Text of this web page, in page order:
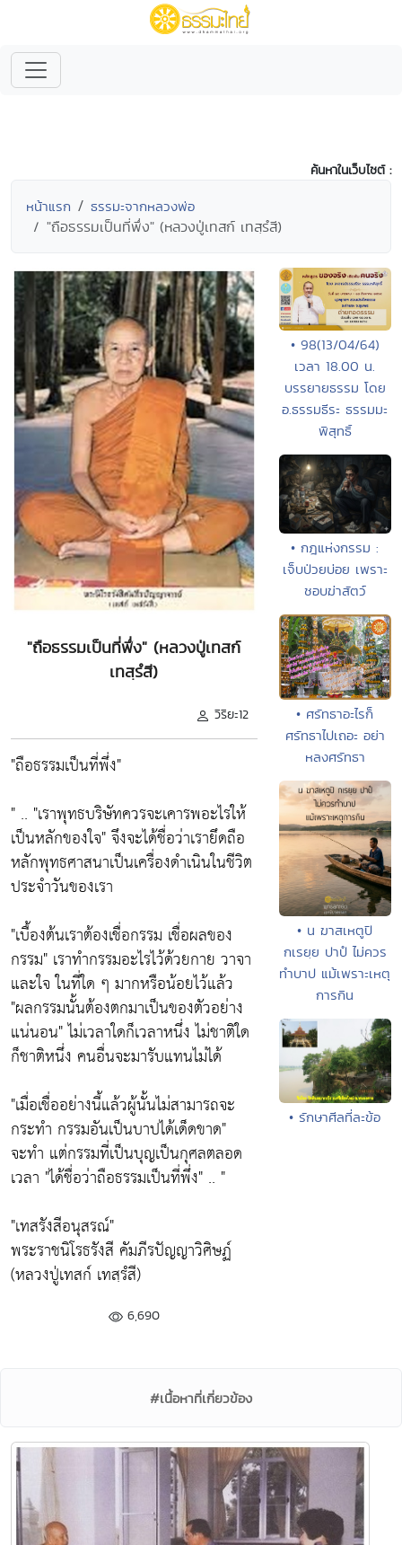
ค้นหาในเว็บไซต์ :
หน้าแรก ธรรมะจากหลวงพ่อ
"ถือธรรมเป็นที่พึ่ง" (หลวงปู่เทสก์ เทสฺรํสี)
"ถือธรรมเป็นที่พึ่ง" (หลวงปู่เทสก์
เทสฺรํสี)
วิริยะ12
"ถือธรรมเป็นที่พึ่ง"
" .. "เราพุทธบริษัทควรจะเคารพอะไรให้
เป็นหลักของใจ" จึงจะได้ชื่อว่าเรายึดถือ
หลักพุทธศาสนาเป็นเครื่องดำเนินในชีวิต
ประจำวันของเรา
"เบื้องต้นเราต้องเชื่อกรรม เชื่อผลของ
กรรม" เราทำกรรมอะไรไว้ด้วยกาย วาจา
และใจ ในที่ใด ๆ มากหรือน้อยไว้แล้ว
"ผลกรรมนั้นต้องตกมาเป็นของตัวอย่าง
แน่นอน" ไม่เวลาใดก็เวลาหนึ่ง ไม่ชาติใด
ก็ชาติหนึ่ง คนอื่นจะมารับแทนไม่ได้
"เมื่อเชื่ออย่างนี้แล้วผู้นั้นไม่สามารถจะ
กระทำ กรรมอันเป็นบาปได้เด็ดขาด"
จะทำ แต่กรรมที่เป็นบุญเป็นกุศลตลอด
เวลา "ได้ชื่อว่าถือธรรมเป็นที่พึ่ง" .. "
"เทสรังสีอนุสรณ์"
พระราชนิโรธรังสี คัมภีรปัญญาวิศิษฏ์
(หลวงปู่เทสก์ เทสฺรํสี)
6,690
• 98(13/04/64)
เวลา 18.00 น.
บรรยายธรรม โดย
อ.ธรรมธีระ ธรรมมะ
พิสุทธิ์
• กฎแห่งกรรม :
เจ็บป่วยบ่อย เพราะ
ชอบฆ่าสัตว์
• ศรัทธาอะไรก็
ศรัทธาไปเถอะ อย่า
หลงศรัทธา
• น ฆาสเหตูปิ
กเรยฺย ปาปํ ไม่ควร
ทำบาป แม้เพราะเหตุ
การกิน
• รักษาศีลที่ละข้อ
#เนื้อหาที่เกี่ยวข้อง